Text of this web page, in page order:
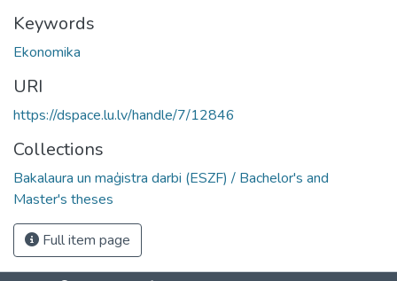
Keywords
Ekonomika
URI
https://dspace.lu.lv/handle/7/12846
Collections
Bakalaura un maģistra darbi (ESZF) / Bachelor's and
Master's theses
Full item page